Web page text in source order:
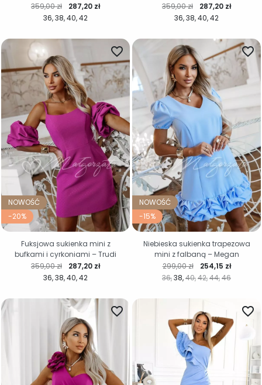
36 38 40 42
Cena regularna
359,00 zł Cena
287,20 zł
36 38 40 42
Cena regularna
359,00 zł Cena
287,20 zł
NOWOŚĆ
-20%
36 38 40 42
favorite_border
Cena regularna
359,00 zł Cena
287,20 zł
Fuksjowa sukienka mini z
bufkami i cyrkoniami – Trudi
NOWOŚĆ
-15%
36 38 40 42 44 46
favorite_border
Cena regularna
299,00 zł Cena
254,15 zł
Niebieska sukienka trapezowa
mini z falbaną – Megan
favorite_border favorite_border